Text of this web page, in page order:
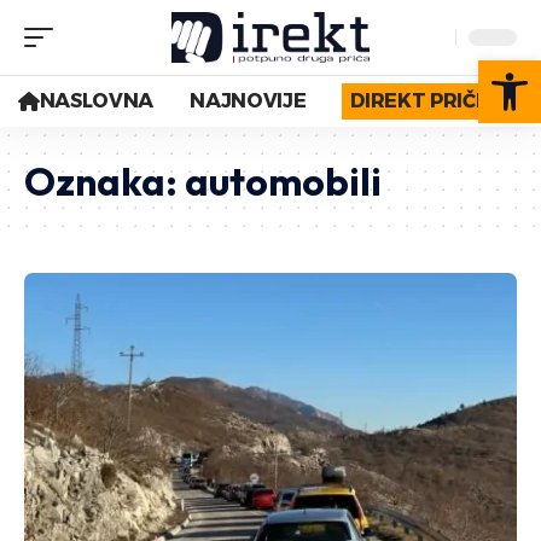
NASLOVNA NAJNOVIJE DIREKT PRIČE
Oznaka: automobili